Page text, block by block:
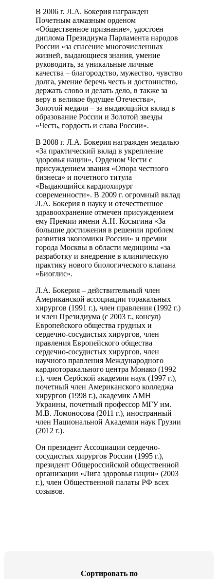
В 2006 г. Л.А. Бокерия награжден
Почетным алмазным орденом
«Общественное признание», удостоен
диплома Президиума Парламента народов
России «за спасение многочисленных
жизней, выдающиеся знания, умение
руководить, за уникальные личные
качества – благородство, мужество, чувство
долга, умение беречь честь и достоинство,
держать слово и делать дело, в также за
веру в великое будущее Отечества»,
Золотой медали – за выдающийся вклад в
образование России и Золотой звезды
«Честь, гордость и слава России».
В 2008 г. Л.А. Бокерия награжден медалью
«За практический вклад в укрепление
здоровья нации», Орденом Чести с
присуждением звания «Опора честного
бизнеса» и почетного титула
«Выдающийся кардиохирург
современности». В 2009 г. огромный вклад
Л.А. Бокерия в науку и отечественное
здравоохранение отмечен присуждением
ему Премии имени А.Н. Косыгина «За
большие достижения в решении проблем
развития экономики России» и премии
города Москвы в области медицины «за
разработку и внедрение в клиническую
практику нового биологического клапана
«Биоглис».
Л.А. Бокерия – действительный член
Американской ассоциации торакальных
хирургов (1991 г.), член правления (1992 г.)
и член Президиума (с 2003 г., консул)
Европейского общества грудных и
сердечно-сосудистых хирургов, член
правления Европейского общества
сердечно-сосудистых хирургов, член
научного правления Международного
кардиоторакального центра Монако (1992
г.), член Сербской академии наук (1997 г.),
почетный член Американского колледжа
хирургов (1998 г.), академик АМН
Украины, почетный профессор МГУ им.
М.В. Ломоносова (2011 г.), иностранный
член Национальной Академии наук Грузии
(2012 г.).
Он президент Ассоциации сердечно-
сосудистых хирургов России (1995 г.),
президент Общероссийской общественной
организации «Лига здоровья нации» (2003
г.), член Общественной палаты РФ всех
созывов.
Cортировать по